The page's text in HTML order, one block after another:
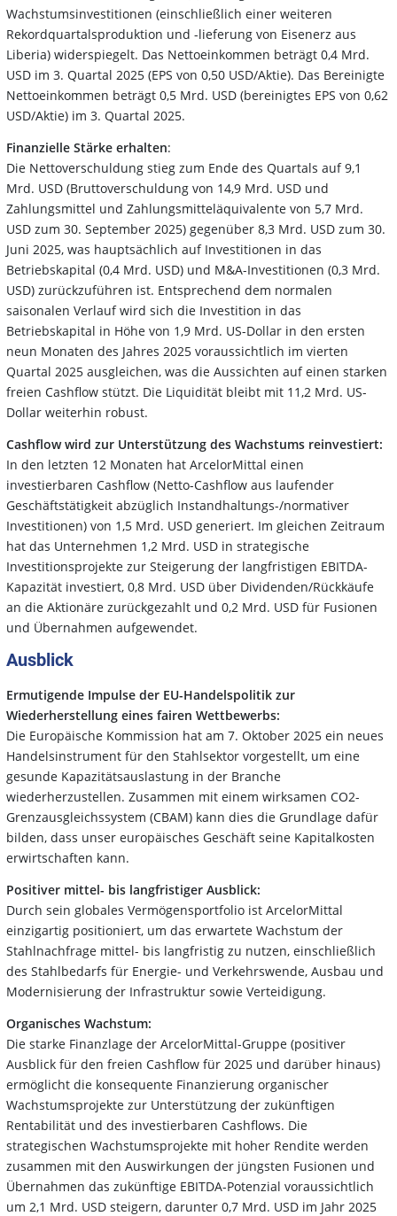
Wachstumsinvestitionen (einschließlich einer weiteren
Rekordquartalsproduktion und -lieferung von Eisenerz aus
Liberia) widerspiegelt. Das Nettoeinkommen beträgt 0,4 Mrd.
USD im 3. Quartal 2025 (EPS von 0,50 USD/Aktie). Das Bereinigte
Nettoeinkommen beträgt 0,5 Mrd. USD (bereinigtes EPS von 0,62
USD/Aktie) im 3. Quartal 2025.
Finanzielle Stärke erhalten:
Die Nettoverschuldung stieg zum Ende des Quartals auf 9,1
Mrd. USD (Bruttoverschuldung von 14,9 Mrd. USD und
Zahlungsmittel und Zahlungsmitteläquivalente von 5,7 Mrd.
USD zum 30. September 2025) gegenüber 8,3 Mrd. USD zum 30.
Juni 2025, was hauptsächlich auf Investitionen in das
Betriebskapital (0,4 Mrd. USD) und M&A-Investitionen (0,3 Mrd.
USD) zurückzuführen ist. Entsprechend dem normalen
saisonalen Verlauf wird sich die Investition in das
Betriebskapital in Höhe von 1,9 Mrd. US-Dollar in den ersten
neun Monaten des Jahres 2025 voraussichtlich im vierten
Quartal 2025 ausgleichen, was die Aussichten auf einen starken
freien Cashflow stützt. Die Liquidität bleibt mit 11,2 Mrd. US-
Dollar weiterhin robust.
Cashflow wird zur Unterstützung des Wachstums reinvestiert:
In den letzten 12 Monaten hat ArcelorMittal einen
investierbaren Cashflow (Netto-Cashflow aus laufender
Geschäftstätigkeit abzüglich Instandhaltungs-/normativer
Investitionen) von 1,5 Mrd. USD generiert. Im gleichen Zeitraum
hat das Unternehmen 1,2 Mrd. USD in strategische
Investitionsprojekte zur Steigerung der langfristigen EBITDA-
Kapazität investiert, 0,8 Mrd. USD über Dividenden/Rückkäufe
an die Aktionäre zurückgezahlt und 0,2 Mrd. USD für Fusionen
und Übernahmen aufgewendet.
Ausblick
Ermutigende Impulse der EU-Handelspolitik zur
Wiederherstellung eines fairen Wettbewerbs:
Die Europäische Kommission hat am 7. Oktober 2025 ein neues
Handelsinstrument für den Stahlsektor vorgestellt, um eine
gesunde Kapazitätsauslastung in der Branche
wiederherzustellen. Zusammen mit einem wirksamen CO2-
Grenzausgleichssystem (CBAM) kann dies die Grundlage dafür
bilden, dass unser europäisches Geschäft seine Kapitalkosten
erwirtschaften kann.
Positiver mittel- bis langfristiger Ausblick:
Durch sein globales Vermögensportfolio ist ArcelorMittal
einzigartig positioniert, um das erwartete Wachstum der
Stahlnachfrage mittel- bis langfristig zu nutzen, einschließlich
des Stahlbedarfs für Energie- und Verkehrswende, Ausbau und
Modernisierung der Infrastruktur sowie Verteidigung.
Organisches Wachstum:
Die starke Finanzlage der ArcelorMittal-Gruppe (positiver
Ausblick für den freien Cashflow für 2025 und darüber hinaus)
ermöglicht die konsequente Finanzierung organischer
Wachstumsprojekte zur Unterstützung der zukünftigen
Rentabilität und des investierbaren Cashflows. Die
strategischen Wachstumsprojekte mit hoher Rendite werden
zusammen mit den Auswirkungen der jüngsten Fusionen und
Übernahmen das zukünftige EBITDA-Potenzial voraussichtlich
um 2,1 Mrd. USD steigern, darunter 0,7 Mrd. USD im Jahr 2025